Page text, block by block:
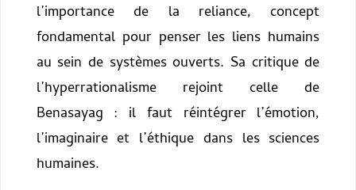
l’importance de la reliance, concept
fondamental pour penser les liens humains
au sein de systèmes ouverts. Sa critique de
l’hyperrationalisme rejoint celle de
Benasayag : il faut réintégrer l’émotion,
l’imaginaire et l’éthique dans les sciences
humaines.